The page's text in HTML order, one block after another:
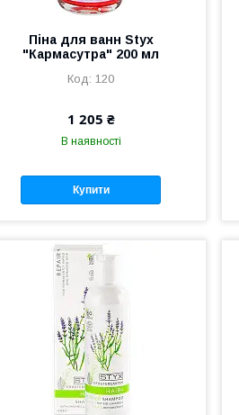
Піна для ванн Styx
"Кармасутра" 200 мл
120
1 205 ₴
В наявності
Купити